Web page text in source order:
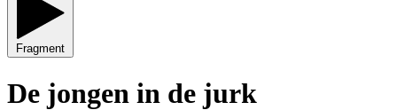
Fragment
De jongen in de jurk